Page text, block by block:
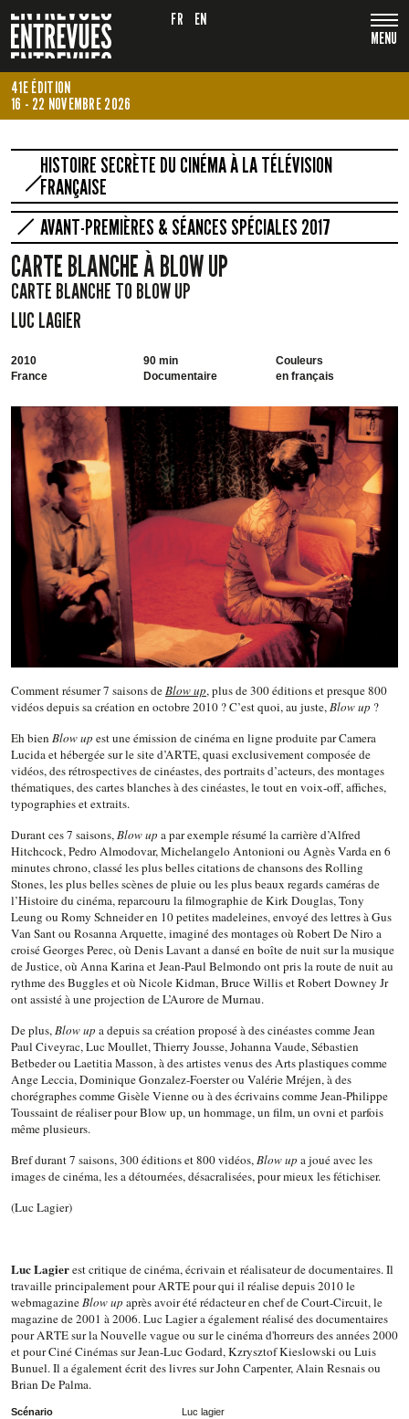
MENU
FR EN
41E ÉDITION
16 - 22 NOVEMBRE 2026
HISTOIRE SECRÈTE DU CINÉMA À LA TÉLÉVISION
FRANÇAISE
AVANT-PREMIÈRES & SÉANCES SPÉCIALES 2017
CARTE BLANCHE À BLOW UP
CARTE BLANCHE TO BLOW UP
LUC LAGIER
2010
France
90 min
Documentaire
Couleurs
en français
Comment résumer 7 saisons deBlow up,plus de 300 éditions et presque 800
vidéos depuis sa création en octobre 2010 ? C’est quoi, au juste,Blow up ?
Eh bien Blow up est une émission de cinéma en ligne produite par Camera
Lucida et hébergée sur le site d’ARTE, quasi exclusivement composée de
vidéos, des rétrospectives de cinéastes, des portraits d’acteurs, des montages
thématiques, des cartes blanches à des cinéastes, le tout en voix-off, affiches,
typographies et extraits.
Durant ces 7 saisons,Blow up a par exemple résumé la carrière d’Alfred
Hitchcock, Pedro Almodovar, Michelangelo Antonioni ou Agnès Varda en 6
minutes chrono, classé les plus belles citations de chansons des Rolling
Stones, les plus belles scènes de pluie ou les plus beaux regards caméras de
l’Histoire du cinéma, reparcouru la filmographie de Kirk Douglas, Tony
Leung ou Romy Schneider en 10 petites madeleines, envoyé des lettres à Gus
Van Sant ou Rosanna Arquette, imaginé des montages où Robert De Niro a
croisé Georges Perec, où Denis Lavant a dansé en boîte de nuit sur la musique
de Justice, où Anna Karina et Jean-Paul Belmondo ont pris la route de nuit au
rythme des Buggles et où Nicole Kidman, Bruce Willis et Robert Downey Jr
ont assisté à une projection de L’Aurore de Murnau.
De plus,Blow up a depuis sa création proposé à des cinéastes comme Jean
Paul Civeyrac, Luc Moullet, Thierry Jousse, Johanna Vaude, Sébastien
Betbeder ou Laetitia Masson, à des artistes venus des Arts plastiques comme
Ange Leccia, Dominique Gonzalez-Foerster ou Valérie Mréjen, à des
chorégraphes comme Gisèle Vienne ou à des écrivains comme Jean-Philippe
Toussaint de réaliser pour Blow up, un hommage, un film, un ovni et parfois
même plusieurs.
Bref durant 7 saisons, 300 éditions et 800 vidéos,Blow up a joué avec les
images de cinéma, les a détournées, désacralisées, pour mieux les fétichiser.
(Luc Lagier)
Luc Lagierest critique de cinéma, écrivain et réalisateur de documentaires. Il
travaille principalement pour ARTE pour qui il réalise depuis 2010 le
webmagazineBlow up après avoir été rédacteur en chef de Court-Circuit, le
magazine de 2001 à 2006. Luc Lagier a également réalisé des documentaires
pour ARTE sur la Nouvelle vague ou sur le cinéma d'horreurs des années 2000
et pour Ciné Cinémas sur Jean-Luc Godard, Kzrysztof Kieslowski ou Luis
Bunuel. Il a également écrit des livres sur John Carpenter, Alain Resnais ou
Brian De Palma.
Scénario
Luc lagier